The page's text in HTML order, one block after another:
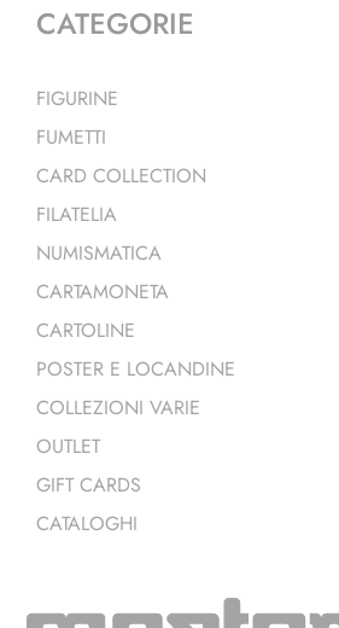
CATEGORIE
FIGURINE
FUMETTI
CARD COLLECTION
FILATELIA
NUMISMATICA
CARTAMONETA
CARTOLINE
POSTER E LOCANDINE
COLLEZIONI VARIE
OUTLET
GIFT CARDS
CATALOGHI